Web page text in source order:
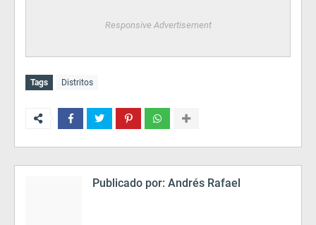
Responsive Advertisement
Tags Distritos
Publicado por: Andrés Rafael